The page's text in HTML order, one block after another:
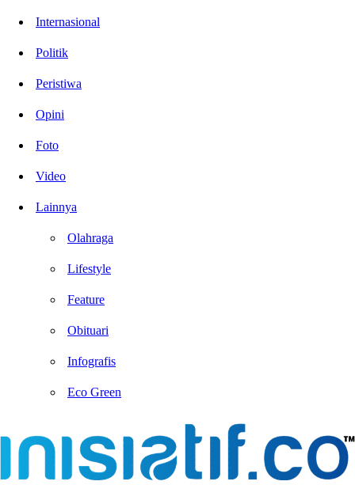
Internasional
Politik
Peristiwa
Opini
Foto
Video
Lainnya
Olahraga
Lifestyle
Feature
Obituari
Infografis
Eco Green